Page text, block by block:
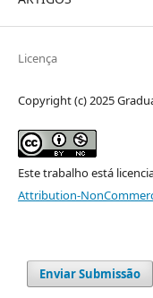
Licença
Copyright (c) 2025
Este trabalho está
Attribution-
Enviar Submissão